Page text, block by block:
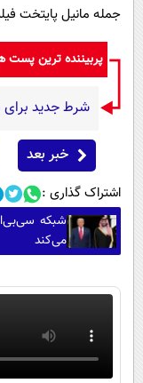
جمله مانیل پایتخت
پربیننده ترین
شرط جدید برای
خبر بعد
اشتراک گذاری :
شبکه
می‌کند